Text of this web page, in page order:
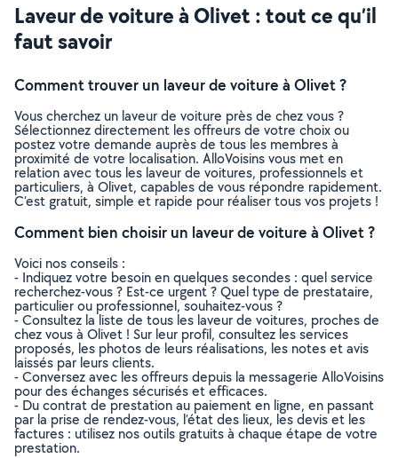
Laveur de voiture à Olivet : tout ce qu’il
faut savoir
Comment trouver un laveur de voiture à Olivet ?
Vous cherchez un laveur de voiture près de chez vous ?
Sélectionnez directement les offreurs de votre choix ou
postez votre demande auprès de tous les membres à
proximité de votre localisation. AlloVoisins vous met en
relation avec tous les laveur de voitures, professionnels et
particuliers, à Olivet, capables de vous répondre rapidement.
C’est gratuit, simple et rapide pour réaliser tous vos projets !
Comment bien choisir un laveur de voiture à Olivet ?
Voici nos conseils :
- Indiquez votre besoin en quelques secondes : quel service
recherchez-vous ? Est-ce urgent ? Quel type de prestataire,
particulier ou professionnel, souhaitez-vous ?
- Consultez la liste de tous les laveur de voitures, proches de
chez vous à Olivet ! Sur leur profil, consultez les services
proposés, les photos de leurs réalisations, les notes et avis
laissés par leurs clients.
- Conversez avec les offreurs depuis la messagerie AlloVoisins
pour des échanges sécurisés et efficaces.
- Du contrat de prestation au paiement en ligne, en passant
par la prise de rendez-vous, l’état des lieux, les devis et les
factures : utilisez nos outils gratuits à chaque étape de votre
prestation.